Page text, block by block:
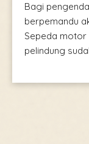
Bagi
berpemandu
Sepeda motor
pelindung